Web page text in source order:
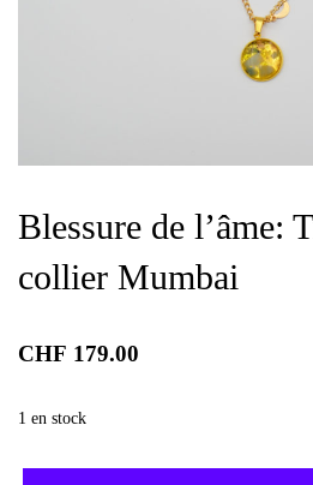
Blessure de l’âme:
collier Mumbai
CHF 179.00
1 en stock